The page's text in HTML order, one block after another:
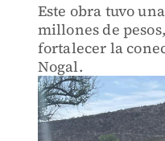
Este obra tuvo
millones de
fortalecer la conectividad
Nogal.